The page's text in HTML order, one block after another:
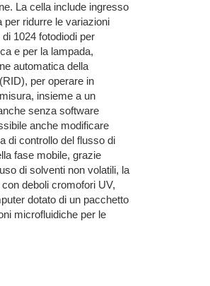
La cella include ingresso
ridurre le variazioni
1024 fotodiodi per
e per la lampada,
automatica della
per operare in
insieme a un
senza software
anche modificare
di controllo del flusso di
fase mobile, grazie
di solventi non volatili, la
deboli cromofori UV,
dotato di un pacchetto
microfluidiche per le